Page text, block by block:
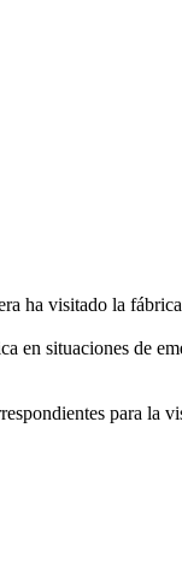
ha visitado la
en situaciones de
para la